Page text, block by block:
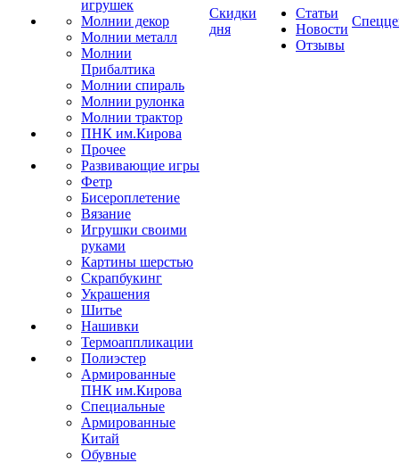
игрушек
Молнии декор
Молнии металл
Молнии
Прибалтика
Молнии спираль
Молнии рулонка
Молнии трактор
ПНК им.Кирова
Прочее
Развивающие игры
Фетр
Бисероплетение
Вязание
Игрушки своими
руками
Картины шерстью
Скрапбукинг
Украшения
Шитье
Нашивки
Термоаппликации
Полиэстер
Армированные
ПНК им.Кирова
Специальные
Армированные
Китай
Обувные
Скидки
дня
Статьи
Новости
Отзывы